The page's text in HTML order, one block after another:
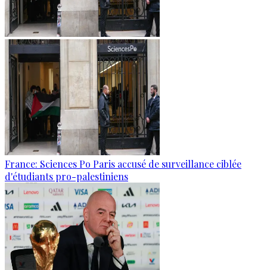
France: Sciences Po Paris accusé de surveillance ciblée
d'étudiants pro-palestiniens